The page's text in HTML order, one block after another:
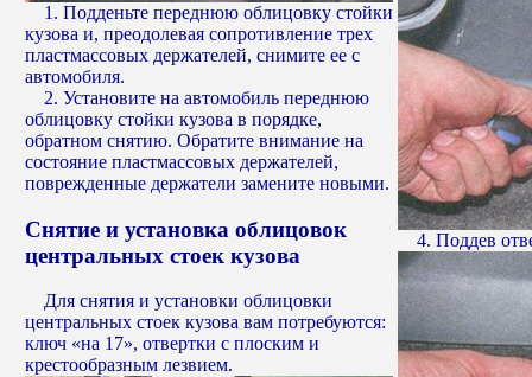
1. Подденьте переднюю облицовку стойки
кузова и, преодолевая сопротивление трех
пластмассовых держателей, снимите ее с
автомобиля.
2. Установите на автомобиль переднюю
облицовку стойки кузова в порядке,
обратном снятию. Обратите внимание на
состояние пластмассовых держателей,
поврежденные держатели замените новыми.
Снятие и установка облицовок
центральных стоек кузова
Для снятия и установки облицовки
центральных стоек кузова вам потребуются:
ключ «на 17», отвертки с плоским и
крестообразным лезвием.
4. Поддев